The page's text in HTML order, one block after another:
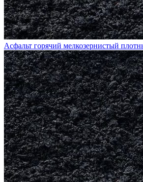
Асфальт горячий мелкозернистый